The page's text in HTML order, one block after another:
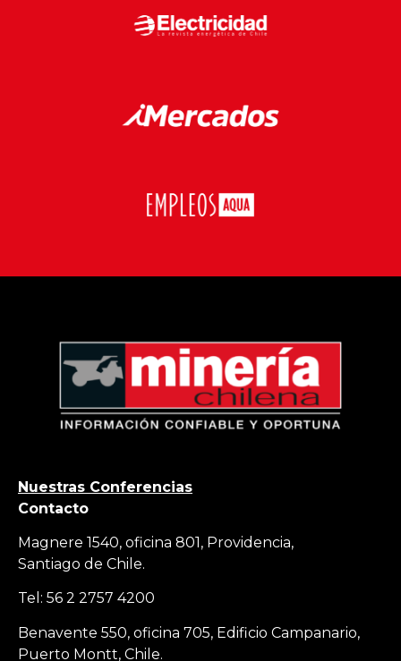
Nuestras Conferencias
Contacto
Magnere 1540, oficina 801, Providencia,
Santiago de Chile.
Tel: 56 2 2757 4200
Benavente 550, oficina 705, Edificio Campanario,
Puerto Montt, Chile.